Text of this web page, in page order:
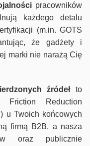
pracowników
każdego detalu
(m.in. GOTS
że gadżety i
marki nie narażą Cię
źródełto
Reduction
u Twoich końcowych
firmą B2B, a nasza
oraz publicznie